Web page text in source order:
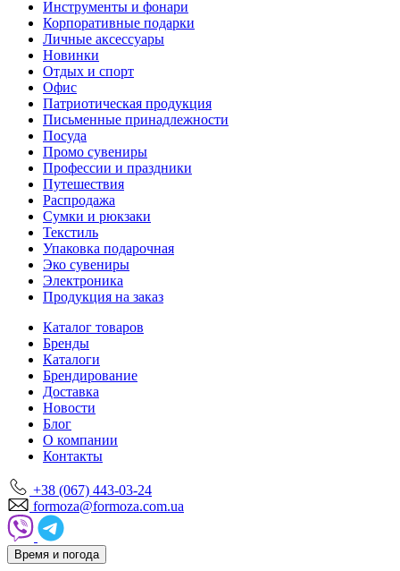
Инструменты и фонари
Корпоративные подарки
Личные аксессуары
Новинки
Отдых и спорт
Офис
Патриотическая продукция
Письменные принадлежности
Посуда
Промо сувениры
Профессии и праздники
Путешествия
Распродажа
Сумки и рюкзаки
Текстиль
Упаковка подарочная
Эко сувениры
Электроника
Продукция на заказ
Каталог товаров
Бренды
Каталоги
Брендирование
Доставка
Новости
Блог
О компании
Контакты
+38 (067) 443-03-24
formoza@formoza.com.ua
Время и погода